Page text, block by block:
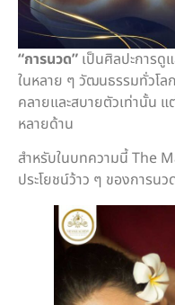
“การนวด” เป็นศิลปะการ
ในหลาย ๆ วัฒนธรรมทั่วโล
คลายและสบายตัวเท่านั้น
หลายด้าน
สำหรับในบทความนี้ The
ประโยชน์ว้าว ๆ ของการน